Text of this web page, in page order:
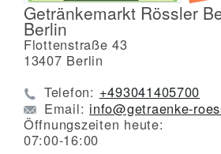
Getränkemarkt Rössler
Berlin
Flottenstraße 43
13407 Berlin
Telefon: +493041405700
Email: info@getraenke-
Öffnungszeiten heute:
07:00-16:00